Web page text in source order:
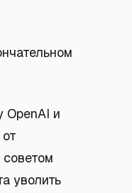
OpenAI и
уволить